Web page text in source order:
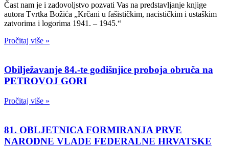
Čast nam je i zadovoljstvo pozvati Vas na predstavljanje knjige
autora Tvrtka Božića „Krčani u fašističkim, nacističkim i ustaškim
zatvorima i logorima 1941. – 1945.“
Pročitaj više »
Obilježavanje 84.-te godišnjice proboja obruča na
PETROVOJ GORI
Pročitaj više »
81. OBLJETNICA FORMIRANJA PRVE
NARODNE VLADE FEDERALNE HRVATSKE